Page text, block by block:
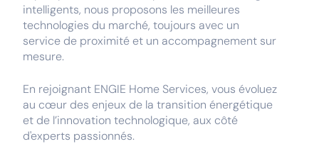
intelligents, nous proposons les meilleures
technologies du marché, toujours avec un
service de proximité et un accompagnement sur
mesure.
En rejoignant ENGIE Home Services, vous évoluez
au cœur des enjeux de la transition énergétique
et de l’innovation technologique, aux côté
d'experts passionnés.